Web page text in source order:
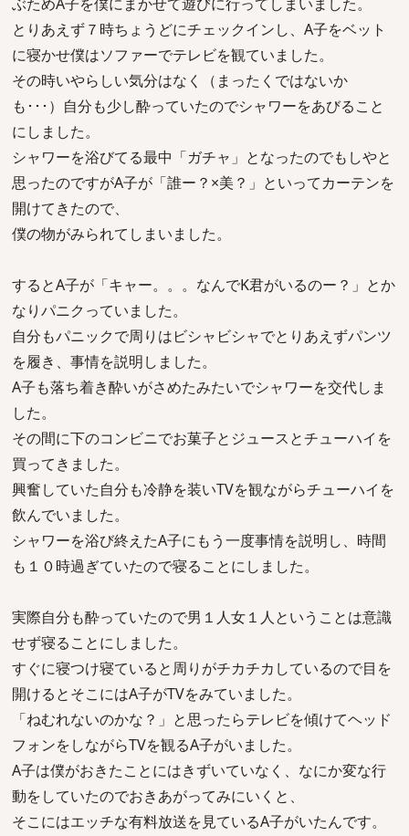
とりあえず７時ちょうどにチェックインし、A子をベット
に寝かせ僕はソファーでテレビを観ていました。
その時いやらしい気分はなく（まったくではないか
も･･･）自分も少し酔っていたのでシャワーをあびること
にしました。
シャワーを浴びてる最中「ガチャ」となったのでもしやと
思ったのですがA子が「誰ー？×美？」といってカーテンを
開けてきたので、
僕の物がみられてしまいました。
するとA子が「キャー。。。なんでK君がいるのー？」とか
なりパニクっていました。
自分もパニックで周りはビシャビシャでとりあえずパンツ
を履き、事情を説明しました。
A子も落ち着き酔いがさめたみたいでシャワーを交代しま
した。
その間に下のコンビニでお菓子とジュースとチューハイを
買ってきました。
興奮していた自分も冷静を装いTVを観ながらチューハイを
飲んでいました。
シャワーを浴び終えたA子にもう一度事情を説明し、時間
も１０時過ぎていたので寝ることにしました。
実際自分も酔っていたので男１人女１人ということは意識
せず寝ることにしました。
すぐに寝つけ寝ていると周りがチカチカしているので目を
開けるとそこにはA子がTVをみていました。
「ねむれないのかな？」と思ったらテレビを傾けてヘッド
フォンをしながらTVを観るA子がいました。
A子は僕がおきたことにはきずいていなく、なにか変な行
動をしていたのでおきあがってみにいくと、
そこにはエッチな有料放送を見ているA子がいたんです。